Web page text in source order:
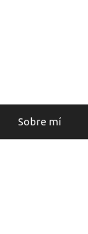
Sobre mí